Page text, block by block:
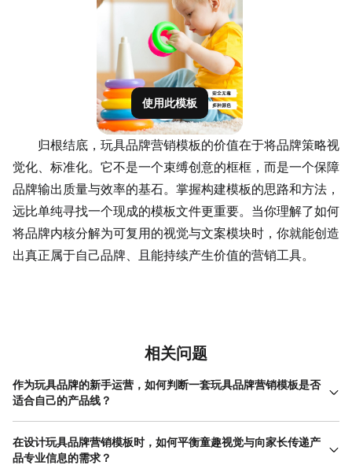
使用此模板
归根结底，玩具品牌营销模板的价值在于将品牌策略视
觉化、标准化。它不是一个束缚创意的框框，而是一个保障
品牌输出质量与效率的基石。掌握构建模板的思路和方法，
远比单纯寻找一个现成的模板文件更重要。当你理解了如何
将品牌内核分解为可复用的视觉与文案模块时，你就能创造
出真正属于自己品牌、且能持续产生价值的营销工具。
相关问题
作为玩具品牌的新手运营，如何判断一套玩具品牌营销模板是否
适合自己的产品线？
判断一套玩具品牌营销模板是否适用，关键在于测试其灵活性与品
牌契合度。首先，用你产品线中差异最大的几款产品（例如一款大
型轨道车和一套小型拼图）去套用该模板，检查模板的布局是否能
在设计玩具品牌营销模板时，如何平衡童趣视觉与向家长传递产
品专业信息的需求？